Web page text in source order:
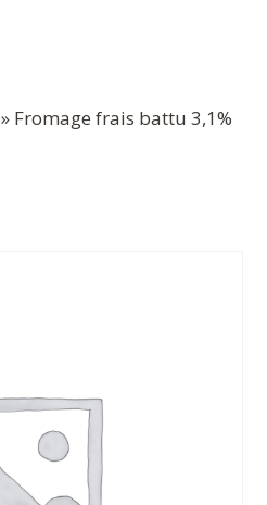
» Fromage frais battu 3,1%